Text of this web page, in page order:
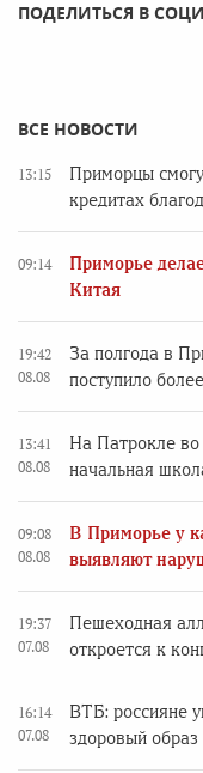
ПОДЕЛИТЬСЯ В
ВСЕ НОВОСТИ
13:15
Приморцы
кредитах
09:14
Приморье
Китая
19:42
08.08
За полгода в
поступило
13:41
08.08
На Патрокле во
начальная
09:08
08.08
В Приморье у
выявляют
19:37
07.08
Пешеходная
откроется к
16:14
07.08
ВТБ: россияне
здоровый